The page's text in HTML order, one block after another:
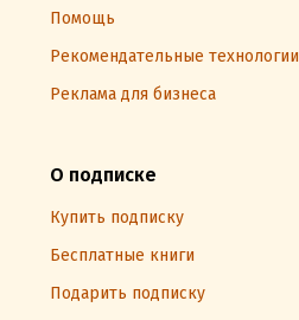
Помощь
Рекомендательные технологии
Реклама для бизнеса
О подписке
Купить подписку
Бесплатные книги
Подарить подписку